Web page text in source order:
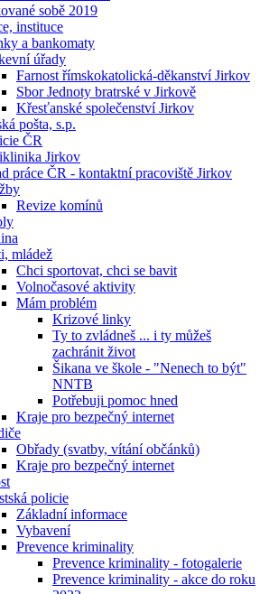
sobě 2019
instituce
a bankomaty
úřady
Farnost římskokatolická-děkanství Jirkov
Sbor Jednoty bratrské v Jirkově
Křesťanské společenství Jirkov
pošta, s.p.
ČR
Jirkov
práce ČR - kontaktní pracoviště Jirkov
Revize komínů
mládež
Chci sportovat, chci se bavit
Volnočasové aktivity
Mám problém
Krizové linky
Ty to zvládneš ... i ty můžeš
zachránit život
Šikana ve škole - "Nenech to být"
NNTB
Potřebuji pomoc hned
Kraje pro bezpečný internet
Obřady (svatby, vítání občánků)
Kraje pro bezpečný internet
policie
Základní informace
Vybavení
Prevence kriminality
Prevence kriminality - fotogalerie
Prevence kriminality - akce do roku